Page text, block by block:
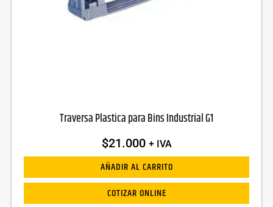
Traversa Plastica para Bins Industrial G1
$21.000 + IVA
AÑADIR AL CARRITO
COTIZAR ONLINE